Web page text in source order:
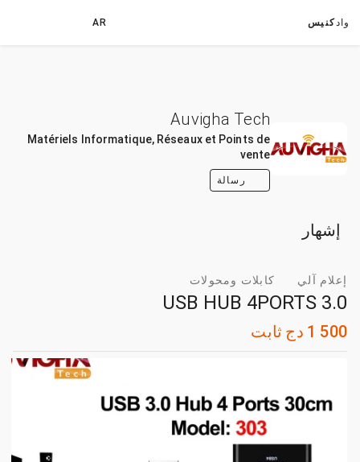
وادكنيس AR
Auvigha Tech
Matériels Informatique, Réseaux et Points de
vente
رسالة
إشهار
إعلام آلي كابلات ومحولات
USB HUB 4PORTS 3.0
1 500 دج ثابت